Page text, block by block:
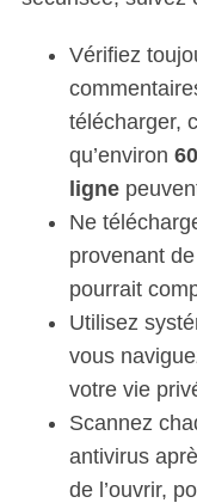
Vérifiez
télécharger,
qu’environ
ligne
Ne
provenant
pourrait
Utilisez
vous
votre vie
Scannez
antivirus
de l’ouvrir,
a
r
c
o
r
: